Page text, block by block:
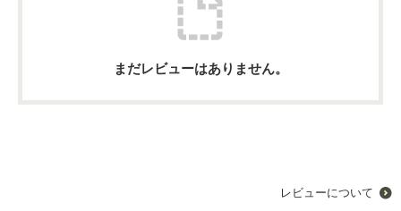
まだレビューはありません。
レビューについて